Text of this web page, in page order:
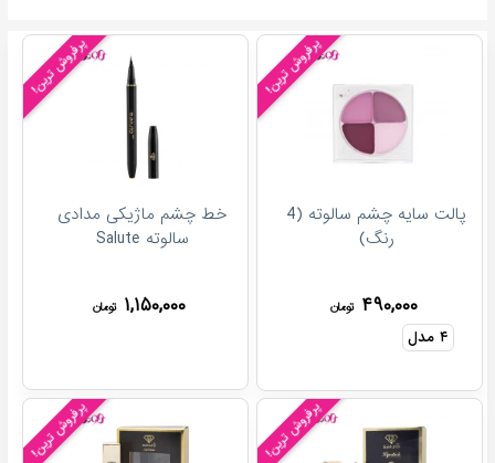
پرفروش ترین!
پالت سایه چشم سالوته (4
رنگ)
۴۹۰,۰۰۰ تومان
۴ مدل
پرفروش ترین!
خط چشم ماژیکی مدادی
سالوته Salute
۱,۱۵۰,۰۰۰ تومان
پرفروش ترین! پرفروش ترین!